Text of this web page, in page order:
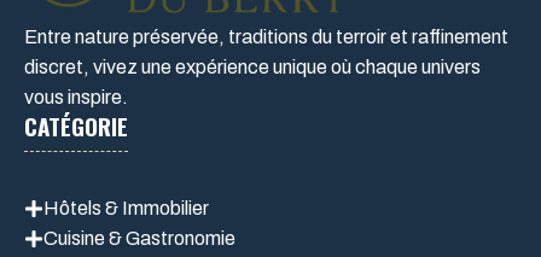
Entre nature préservée, traditions du terroir et raffinement
discret, vivez une expérience unique où chaque univers
vous inspire.
CATÉGORIE
Hôtels & Immobilier
Cuisine & Gastronomie